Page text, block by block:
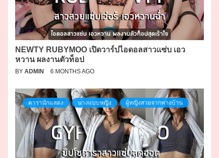
NEWTY RUBYMOO เปิดวาร์ปไอดอลสาวแซ่บ เอว
หวาน ผลงานตัวท็อป
BY ADMIN 6 MONTHS AGO
ดารานักแสดง นางแบบหญิง ผู้หญิงสวยจากทางบ้าน